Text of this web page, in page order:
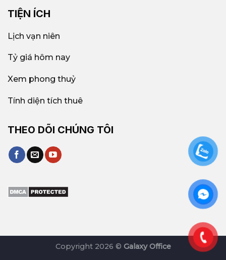
TIỆN ÍCH
Lịch vạn niên
Tỷ giá hôm nay
Xem phong thuỷ
Tính diện tích thuê
THEO DÕI CHÚNG TÔI
Copyright 2026 © Galaxy Office